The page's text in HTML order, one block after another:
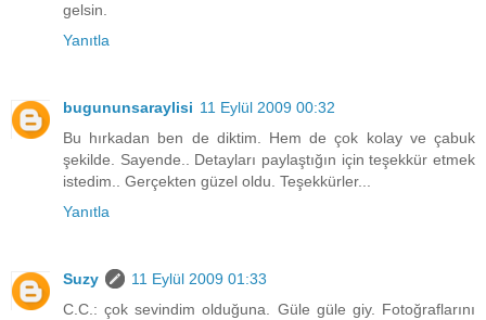
gelsin.
Yanıtla
bugununsaraylisi 11 Eylül 2009 00:32
Bu hırkadan ben de diktim. Hem de çok kolay ve çabuk
şekilde. Sayende.. Detayları paylaştığın için teşekkür etmek
istedim.. Gerçekten güzel oldu. Teşekkürler...
Yanıtla
Suzy
11 Eylül 2009 01:33
C.C.: çok sevindim olduğuna. Güle güle giy. Fotoğraflarını